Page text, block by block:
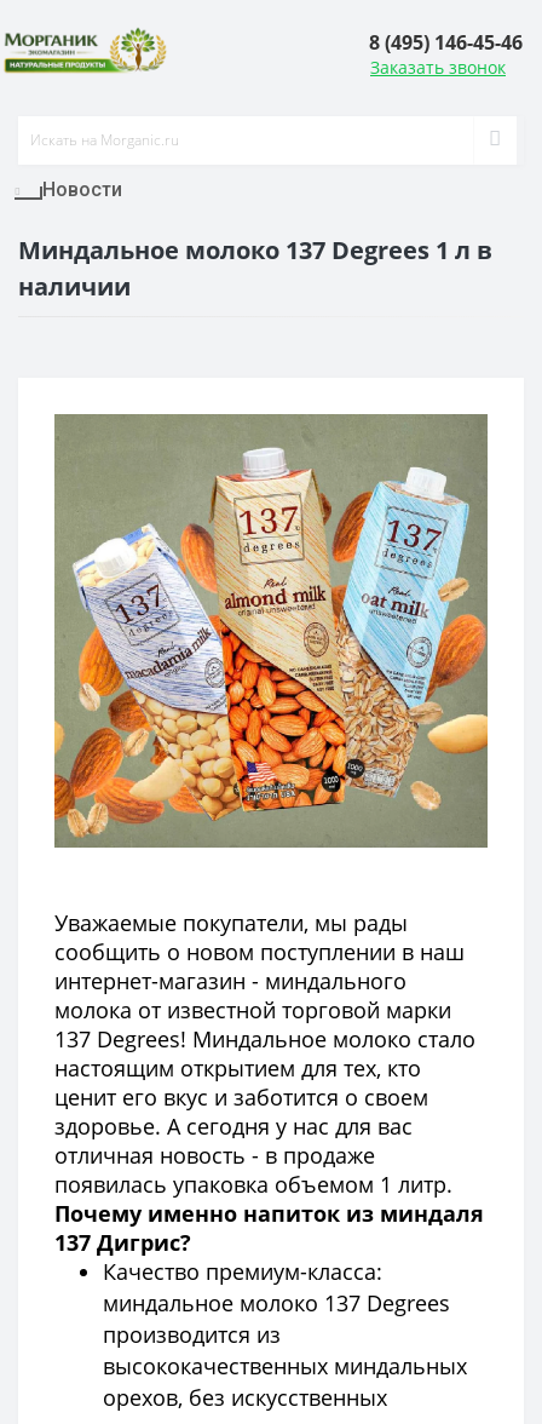
8 (495) 146-45-46
Заказать звонок
Новости
Миндальное молоко 137 Degrees 1 л в
наличии
Уважаемые покупатели, мы рады
сообщить о новом поступлении в наш
интернет-магазин - миндального
молока от известной торговой марки
137 Degrees! Миндальное молоко стало
настоящим открытием для тех, кто
ценит его вкус и заботится о своем
здоровье. А сегодня у нас для вас
отличная новость - в продаже
появилась упаковка объемом 1 литр.
Почему именно напиток из миндаля
137 Дигрис?
Качество премиум-класса:
миндальное молоко 137 Degrees
производится из
высококачественных миндальных
орехов, без искусственных